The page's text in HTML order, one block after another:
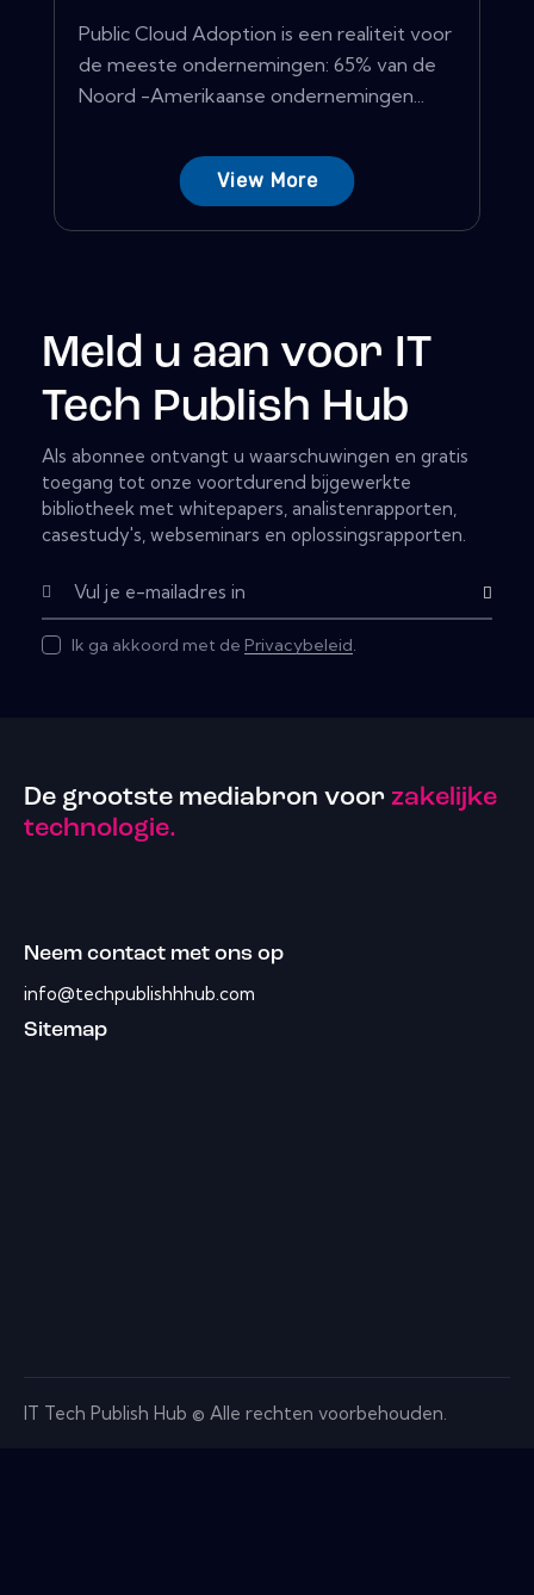
Public Cloud Adoption is een realiteit voor
de meeste ondernemingen: 65% van de
Noord -Amerikaanse ondernemingen...
View More
Meld u aan voor IT
Tech Publish Hub
Als abonnee ontvangt u waarschuwingen en gratis
toegang tot onze voortdurend bijgewerkte
bibliotheek met whitepapers, analistenrapporten,
casestudy's, webseminars en oplossingsrapporten.
Subscribe
Ik ga akkoord met de Privacybeleid.
De grootste mediabron voor zakelijke
technologie.
Neem contact met ons op
info@techpublishhhub.com
Sitemap
IT Tech Publish Hub © Alle rechten voorbehouden.